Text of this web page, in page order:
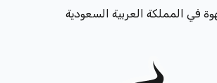
في المملكة العربية السعودية